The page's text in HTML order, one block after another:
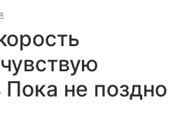
Пока не поздно